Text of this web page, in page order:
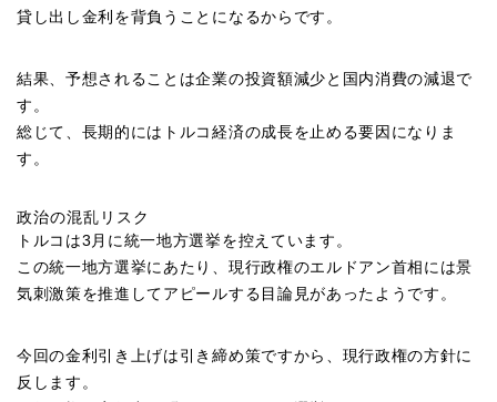
貸し出し金利を背負うことになるからです。
結果、予想されることは企業の投資額減少と国内消費の減退で
す。
総じて、長期的にはトルコ経済の成長を止める要因になりま
す。
政治の混乱リスク
トルコは3月に統一地方選挙を控えています。
この統一地方選挙にあたり、現行政権のエルドアン首相には景
気刺激策を推進してアピールする目論見があったようです。
今回の金利引き上げは引き締め策ですから、現行政権の方針に
反します。